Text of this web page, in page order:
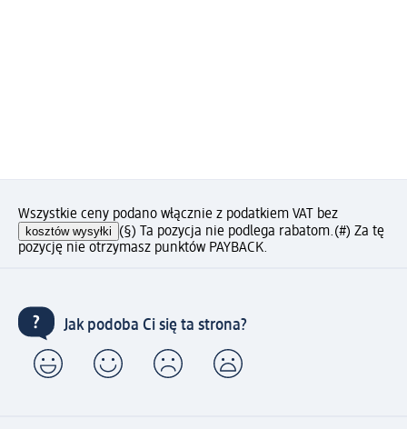
Wszystkie ceny podano włącznie z podatkiem VAT bez
kosztów wysyłki (§) Ta pozycja nie podlega rabatom.(#) Za tę
pozycję nie otrzymasz punktów PAYBACK.
Jak podoba Ci się ta strona?